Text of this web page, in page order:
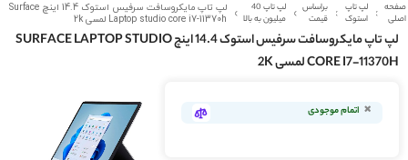
صفحه
اصلی
لپ تاپ
استوک
براساس
قیمت
لپ تاپ 40
میلیون به بالا
لپ تاپ مایکروسافت سرفیس استوک 14.4 اینچ Surface
Laptop studio core i7-11370h لمسی 2k
لپ تاپ مایکروسافت سرفیس استوک 14.4 اینچ SURFACE LAPTOP STUDIO
CORE I7-11370H لمسی 2K
به
انتهای
گالری
تصاویر
اتمام موجودی